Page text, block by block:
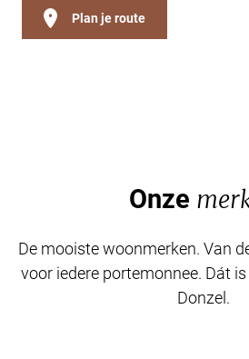
Plan je route
Onze
De mooiste woonmerken. Van
voor iedere portemonnee. Dát
Donzel.